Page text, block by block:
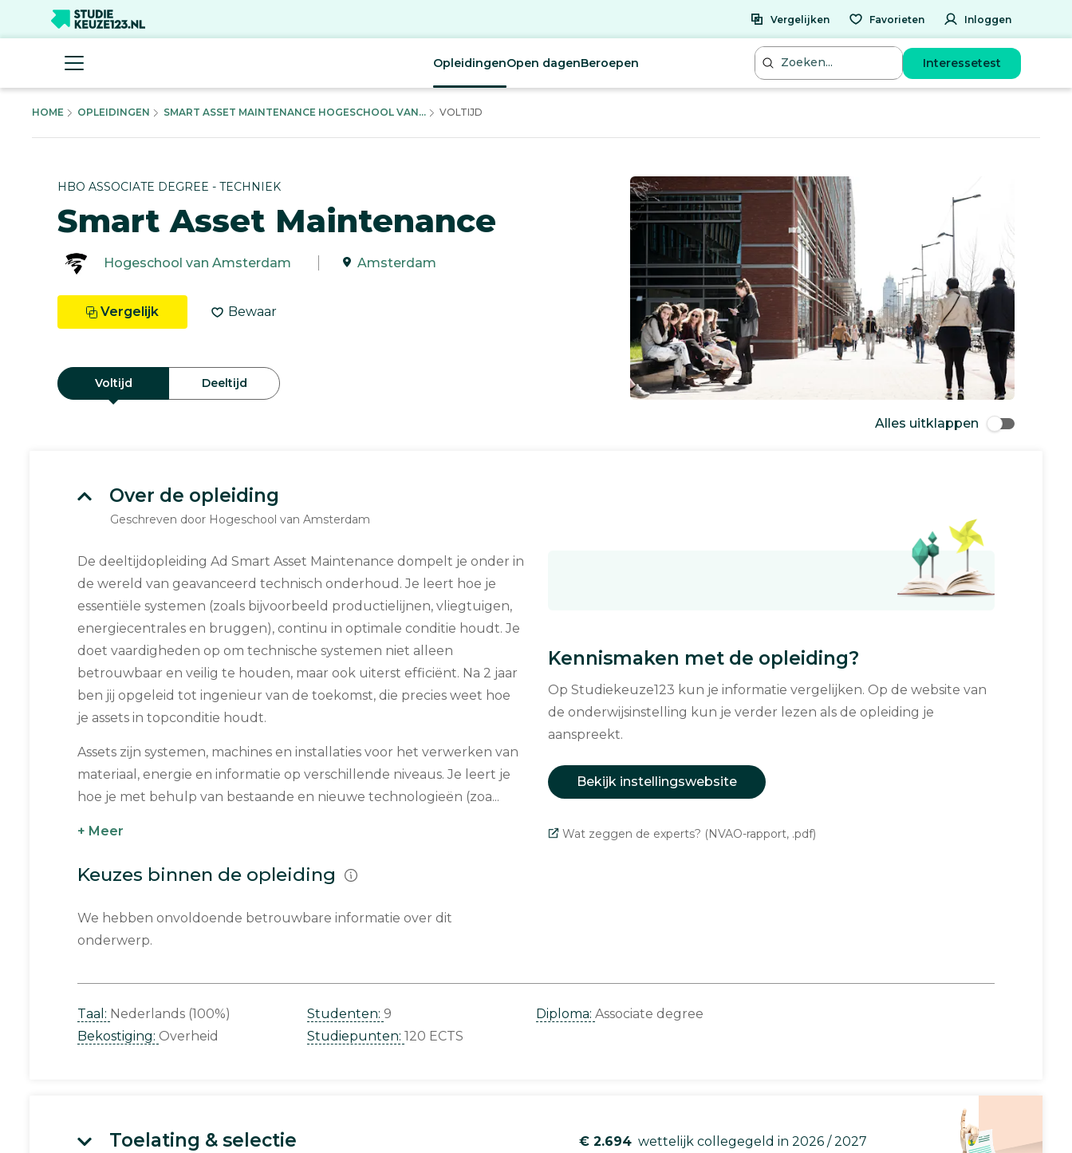
Vergelijken Favorieten Inloggen
OpleidingenOpen dagenBeroepen Interessetest
HOME OPLEIDINGEN SMART ASSET MAINTENANCE HOGESCHOOL VAN... VOLTIJD
HBO ASSOCIATE DEGREE - TECHNIEK
Smart Asset Maintenance
Hogeschool van Amsterdam Amsterdam
Vergelijk Bewaar
Voltijd Deeltijd
Alles uitklappen
Over de opleiding
Geschreven door Hogeschool van Amsterdam
De deeltijdopleiding Ad Smart Asset Maintenance dompelt je onder in
de wereld van geavanceerd technisch onderhoud. Je leert hoe je
essentiële systemen (zoals bijvoorbeeld productielijnen, vliegtuigen,
energiecentrales en bruggen), continu in optimale conditie houdt. Je
doet vaardigheden op om technische systemen niet alleen
betrouwbaar en veilig te houden, maar ook uiterst efficiënt. Na 2 jaar
ben jij opgeleid tot ingenieur van de toekomst, die precies weet hoe
je assets in topconditie houdt.
Assets zijn systemen, machines en installaties voor het verwerken van
materiaal, energie en informatie op verschillende niveaus. Je leert je
hoe je met behulp van bestaande en nieuwe technologieën (zoa...
+ Meer
Keuzes binnen de opleiding
We hebben onvoldoende betrouwbare informatie over dit
onderwerp.
Kennismaken met de opleiding?
Op Studiekeuze123 kun je informatie vergelijken. Op de website van
de onderwijsinstelling kun je verder lezen als de opleiding je
aanspreekt.
Bekijk instellingswebsite
Wat zeggen de experts? (NVAO-rapport, .pdf)
Taal: Nederlands (100%)
Bekostiging: Overheid
Studenten: 9
Studiepunten: 120 ECTS
Diploma: Associate degree
Toelating & selectie € 2.694 wettelijk collegegeld in 2026 / 2027